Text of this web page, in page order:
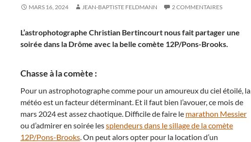
MARS 16, 2024 JEAN-BAPTISTE FELDMANN 2 COMMENTAIRES
L’astrophotographe Christian Bertincourt nous fait partager une
soirée dans la Drôme avec la belle comète 12P/Pons-Brooks.
Chasse à la comète :
Pour un astrophotographe comme pour un amoureux du ciel étoilé, la
météo est un facteur déterminant. Et il faut bien l’avouer, ce mois de
mars 2024 est assez chaotique. Difficile de faire le marathon Messier
ou d’admirer en soirée lessplendeurs dans le sillage de la comète
12P/Pons-Brooks. On peut alors opter pour la location d’un